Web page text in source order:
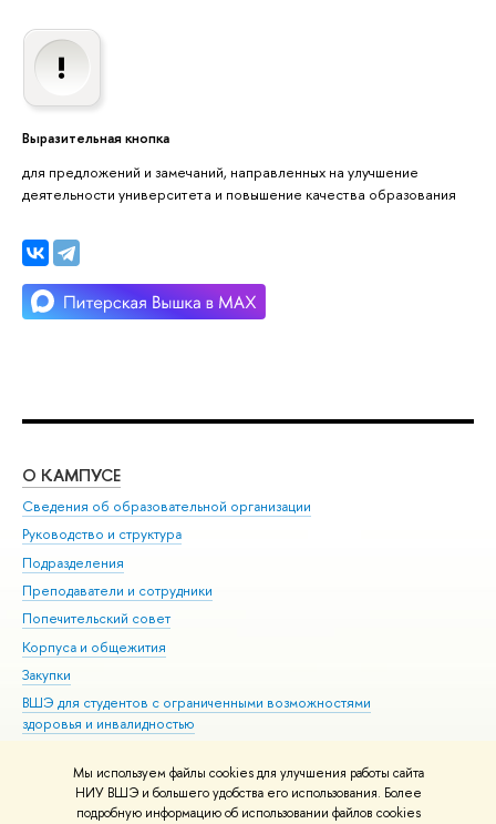
Мы используем файлы cookies для улучшения работы сайта
НИУ ВШЭ и большего удобства его использования. Более
подробную информацию об использовании файлов cookies
Выразительная кнопка
для предложений и замечаний, направленных на улучшение
деятельности университета и повышение качества образования
О КАМПУСЕ
Сведения об образовательной организации
Руководство и структура
Подразделения
Преподаватели и сотрудники
Попечительский совет
Корпуса и общежития
Закупки
ВШЭ для студентов с ограниченными возможностями
здоровья и инвалидностью
Единая платежная страница